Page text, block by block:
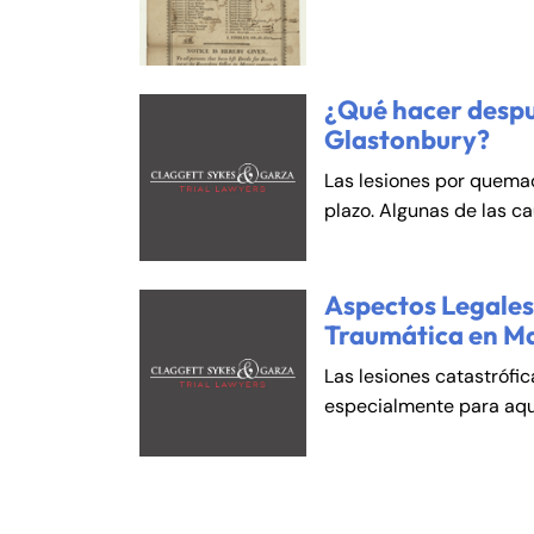
¿Qué hacer
Glastonbury?
Las lesiones por
plazo. Algunas de las
Aspectos
Traumática en
Las lesiones
especialmente para